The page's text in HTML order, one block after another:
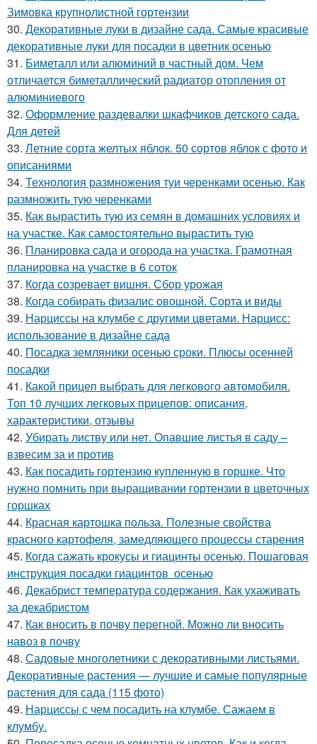
Зимовка крупнолистной гортензии
30. Декоративные луки в дизайне сада. Самые красивые
декоративные луки для посадки в цветник осенью
31. Биметалл или алюминий в частный дом. Чем
отличается биметаллический радиатор отопления от
алюминиевого
32. Оформление раздевалки шкафчиков детского сада.
Для детей
33. Летние сорта желтых яблок. 50 сортов яблок с фото и
описаниями
34. Технология размножения туи черенками осенью. Как
размножить тую черенками
35. Как вырастить тую из семян в домашних условиях и
на участке. Как самостоятельно вырастить тую
36. Планировка сада и огорода на участка. Грамотная
планировка на участке в 6 соток
37. Когда созревает вишня. Сбор урожая
38. Когда собирать физалис овощной. Сорта и виды
39. Нарциссы на клумбе с другими цветами. Нарцисс:
использование в дизайне сада
40. Посадка земляники осенью сроки. Плюсы осенней
посадки
41. Какой прицеп выбрать для легкового автомобиля.
Топ 10 лучших легковых прицепов: описания,
характеристики, отзывы
42. Убирать листву или нет. Опавшие листья в саду –
взвесим за и против
43. Как посадить гортензию купленную в горшке. Что
нужно помнить при выращивании гортензии в цветочных
горшках
44. Красная картошка польза. Полезные свойства
красного картофеля, замедляющего процессы старения
45. Когда сажать крокусы и гиацинты осенью. Пошаговая
инструкция посадки гиацинтов осенью
46. Декабрист температура содержания. Как ухаживать
за декабристом
47. Как вносить в почву перегной. Можно ли вносить
навоз в почву
48. Садовые многолетники с декоративными листьями.
Декоративные растения — лучшие и самые популярные
растения для сада (115 фото)
49. Нарциссы с чем посадить на клумбе. Сажаем в
клумбу.